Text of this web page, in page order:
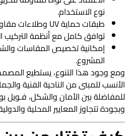
نوع الاستخدام.
طبقات حماية UV وطلاءات مقاومة للتآكل والرطوبة.
توافق كامل مع أنظمة التركيب
إمكانية تخصيص المقاسات
المشروع.
ومع وجود هذا التنوع، يستطيع
الأنسب للمبنى من الناحية الفنية
للمفاضلة بين الأمان والشكل، فـويل
وبجودة تتجاوز المعايير المحلية